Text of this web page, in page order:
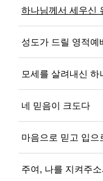
하나님께서 세우신
성도가 드릴 영적예
모세를 살려내신 하
네 믿음이 크도다
마음으로 믿고 입으
주여, 나를 지켜주소